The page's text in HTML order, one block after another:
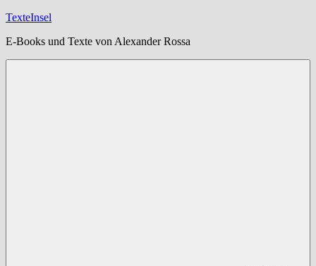
Zum
springen
TexteInsel
E-Books und Texte von Alexander Rossa